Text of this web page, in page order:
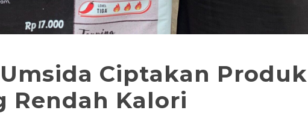
Ciptakan Produk
Rendah Kalori